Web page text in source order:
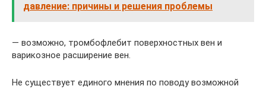
давление: причины и решения проблемы
— возможно, тромбофлебит поверхностных вен и
варикозное расширение вен.
Не существует единого мнения по поводу возможной